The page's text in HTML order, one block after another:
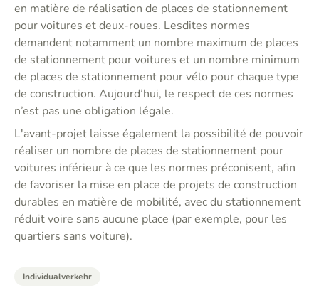
en matière de réalisation de places de stationnement
pour voitures et deux-roues. Lesdites normes
demandent notamment un nombre maximum de places
de stationnement pour voitures et un nombre minimum
de places de stationnement pour vélo pour chaque type
de construction. Aujourd’hui, le respect de ces normes
n’est pas une obligation légale.
L'avant-projet laisse également la possibilité de pouvoir
réaliser un nombre de places de stationnement pour
voitures inférieur à ce que les normes préconisent, afin
de favoriser la mise en place de projets de construction
durables en matière de mobilité, avec du stationnement
réduit voire sans aucune place (par exemple, pour les
quartiers sans voiture).
Individualverkehr